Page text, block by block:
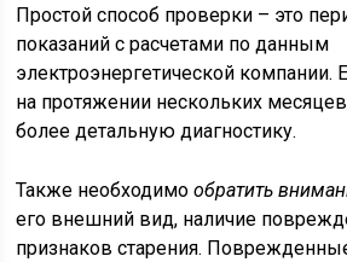
Простой способ проверки – это
показаний с расчетами по данным
электроэнергетической компании.
на протяжении нескольких
более детальную диагностику.
Также необходимообратить
его внешний вид, наличие
признаков старения.